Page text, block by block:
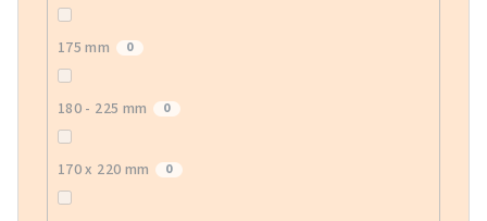
175 mm 0
180 - 225 mm 0
170 x 220 mm 0